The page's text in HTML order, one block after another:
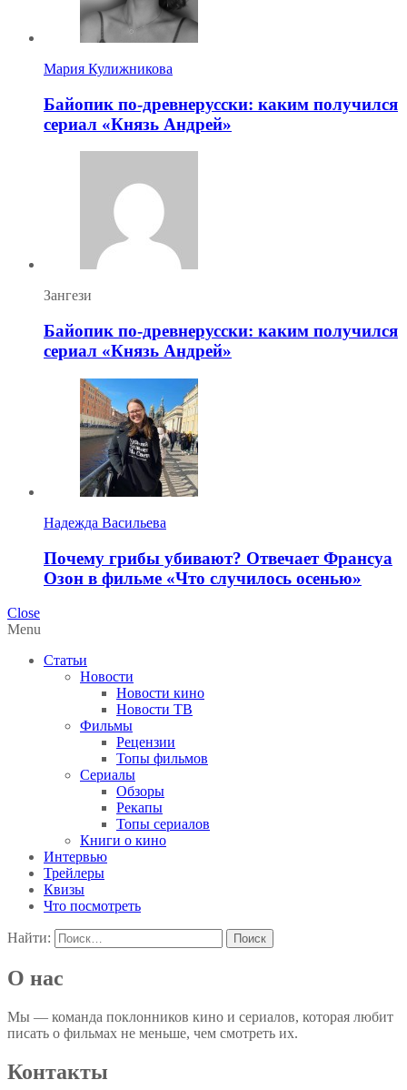
Мария Кулижникова
Байопик по-древнерусски: каким получился
сериал «Князь Андрей»
Зангези
Байопик по-древнерусски: каким получился
сериал «Князь Андрей»
Надежда Васильева
Почему грибы убивают? Отвечает Франсуа
Озон в фильме «Что случилось осенью»
Close
Menu
Статьи
Новости
Новости кино
Новости ТВ
Фильмы
Рецензии
Топы фильмов
Сериалы
Обзоры
Рекапы
Топы сериалов
Книги о кино
Интервью
Трейлеры
Квизы
Что посмотреть
Найти:
О нас
Мы — команда поклонников кино и сериалов, которая любит
писать о фильмах не меньше, чем смотреть их.
Контакты